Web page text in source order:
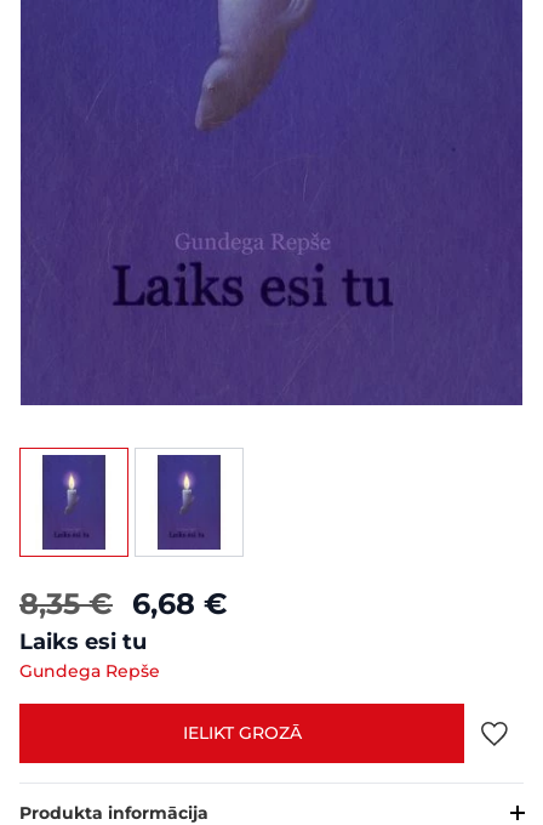
View larger image
8,35 € 6,68 €
Laiks esi tu
Gundega Repše
IELIKT GROZĀ
Produkta informācija